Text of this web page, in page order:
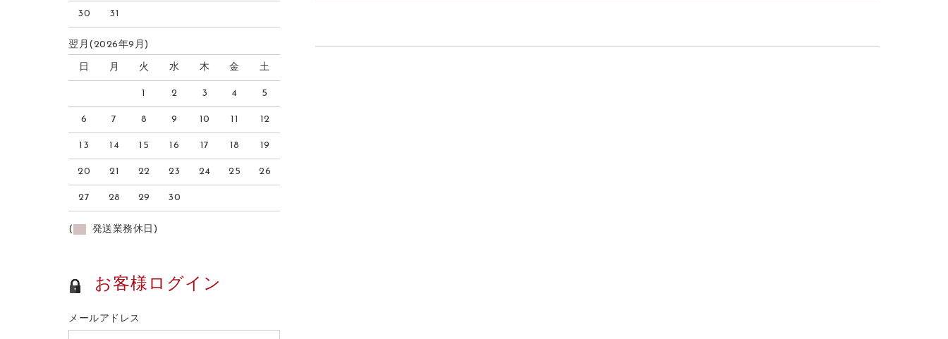
30 31
翌月(2026年9月)
日 月 火 水 木 金 土
1 2 3 4 5
6 7 8 9 10 11 12
13 14 15 16 17 18 19
20 21 22 23 24 25 26
27 28 29 30
( 発送業務休日)
お客様ログイン
メールアドレス